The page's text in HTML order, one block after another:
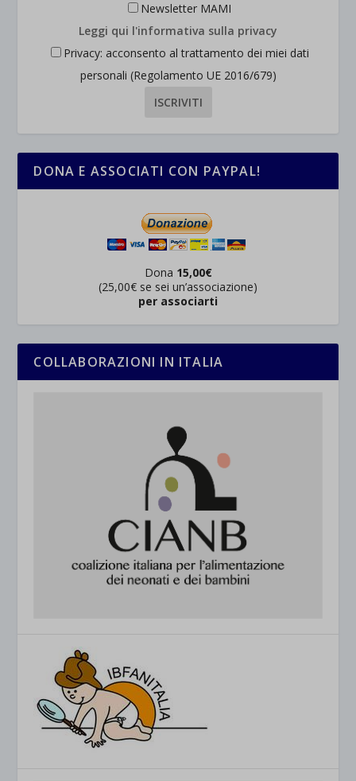
Newsletter MAMI
Leggi qui l'informativa sulla privacy
Privacy: acconsento al trattamento dei miei dati
personali (Regolamento UE 2016/679)
DONA E ASSOCIATI CON PAYPAL!
Dona 15,00€
(25,00€ se sei un’associazione)
per associarti
COLLABORAZIONI IN ITALIA